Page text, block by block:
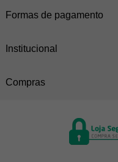
Formas de pagamento
Institucional
Compras